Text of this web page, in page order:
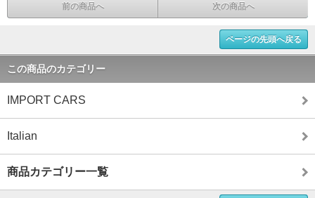
前の商品へ 次の商品へ
ページの先頭へ戻る
この商品のカテゴリー
IMPORT CARS
Italian
商品カテゴリー一覧